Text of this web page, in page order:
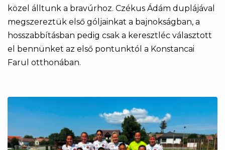
közel álltunk a bravúrhoz. Czékus Ádám duplájával
megszereztük első góljainkat a bajnokságban, a
hosszabbításban pedig csak a keresztléc választott
el bennünket az első pontunktól a Konstancai
Farul otthonában.